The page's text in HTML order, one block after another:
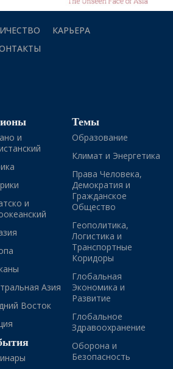
КАРЬЕРА
и
и
Азия
Восток
Темы
Образование
Климат и Энергетика
Права Человека,
Демократия и
Гражданское
Общество
Геополитика,
Логистика и
Транспортные
Коридоры
Глобальная
Экономика и
Развитие
Глобальное
Здравоохранение
Оборона и
Безопасность